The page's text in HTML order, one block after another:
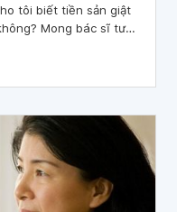
tôi biết tiền sản giật
Mong bác sĩ tư